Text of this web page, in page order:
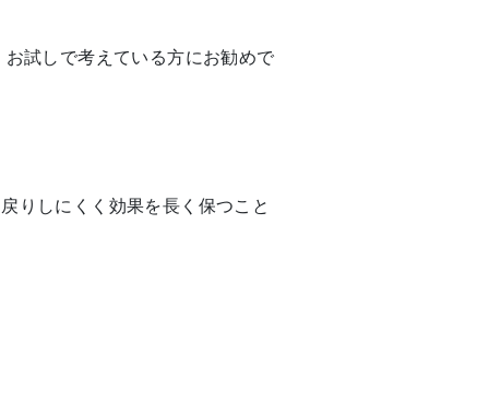
試しで考えている方にお勧めで
りしにくく効果を長く保つこと